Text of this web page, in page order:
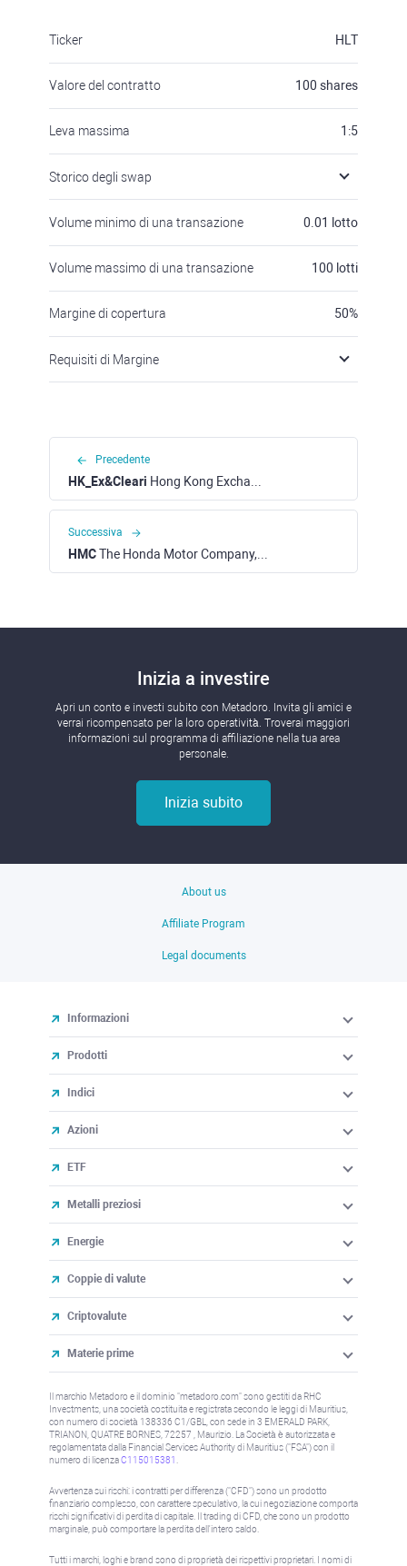
Ticker HLT
Valore del contratto 100 shares
Leva massima 1:5
Storico degli swap
Volume minimo di una transazione 0.01 lotto
Volume massimo di una transazione 100 lotti
Margine di copertura 50%
Requisiti di Margine
Precedente
HK_Ex&Cleari Hong Kong Exchanges & Clearing (HKEX)
Successiva
HMCThe Honda Motor Company, Ltd ADR (NYSE)
Inizia a investire
Apri un conto e investi subito con Metadoro. Invita gli amici e
verrai ricompensato per la loro operatività. Troverai maggiori
informazioni sul programma di affiliazione nella tua area
personale.
Inizia subito
About us
Affiliate Program
Legal documents
Informazioni
Prodotti
Indici
Azioni
ETF
Metalli preziosi
Energie
Coppie di valute
Criptovalute
Materie prime
Il marchio Metadoro e il dominio "metadoro.com" sono gestiti da RHC
Investments, una società costituita e registrata secondo le leggi di Mauritius,
con numero di società 138336 C1/GBL, con sede in 3 EMERALD PARK,
TRIANON, QUATRE BORNES, 72257 , Maurizio. La Società è autorizzata e
regolamentata dalla Financial Services Authority di Mauritius ("FSA") con il
numero di licenzaC115015381
Avvertenza sui rischi: i contratti per differenza ("CFD") sono un prodotto
finanziario complesso, con carattere speculativo, la cui negoziazione comporta
rischi significativi di perdita di capitale. Il trading di CFD, che sono un prodotto
marginale, può comportare la perdita dell'intero saldo.
Tutti i marchi, loghi e brand sono di proprietà dei rispettivi proprietari. I nomi di